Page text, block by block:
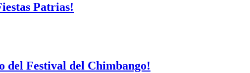
Patrias!
del Festival del Chimbango!